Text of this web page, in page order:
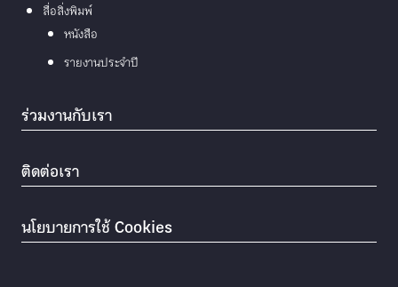
สื่อสิ่งพิมพ์
หนังสือ
รายงานประจำปี
ร่วมงานกับเรา
ติดต่อเรา
นโยบายการใช้ Cookies